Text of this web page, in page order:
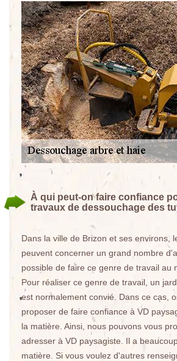
À qui peut-on faire confiance
travaux de dessouchage des
Dans la ville de Brizon et ses environs,
peuvent concerner un grand nombre
possible de faire ce genre de travail au
Pour réaliser ce genre de travail, un
est normalement convié. Dans ce cas,
proposer de faire confiance à VD
la matière. Ainsi, nous pouvons vous
adresser à VD paysagiste. Il a
matière. Si vous voulez d'autres